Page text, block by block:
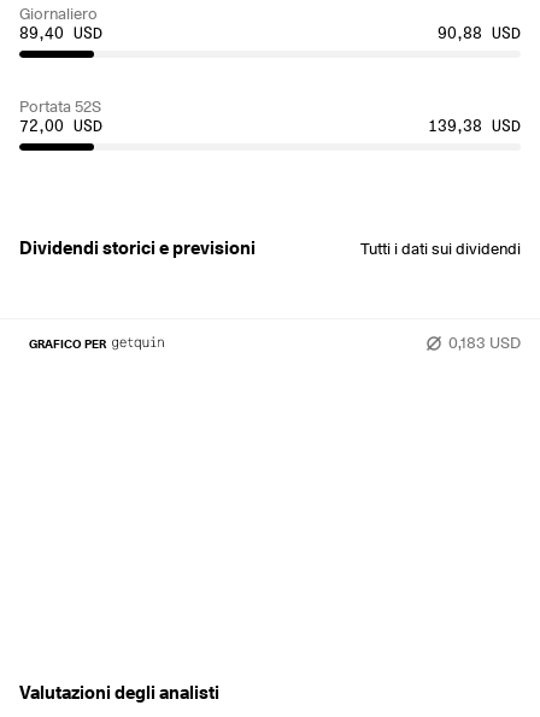
Dividendi storici e previsioni Tutti i dati sui dividendi
0,183 USD
GRAFICO PER
Giornaliero
89,40 USD
90,88 USD
Portata 52S
72,00 USD
139,38 USD
Valutazioni degli analisti